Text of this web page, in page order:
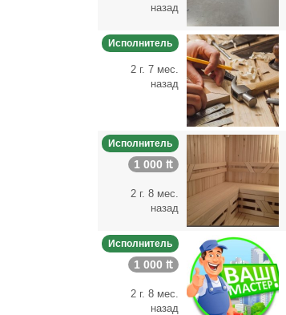
назад
Исполнитель
2 г. 7 мес.
назад
Исполнитель
1 000 ₶
2 г. 8 мес.
назад
Исполнитель
1 000 ₶
2 г. 8 мес.
назад